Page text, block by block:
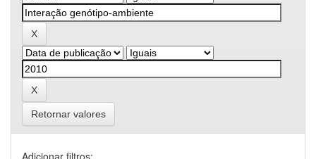
Retornar valores
Adicionar filtros: